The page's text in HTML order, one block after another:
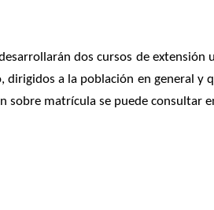
dos cursos de extensión
a la población en general y
sobre matrícula se puede consultar